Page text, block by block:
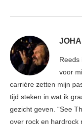
Reeds
voor
carrière zetten mijn
tijd steken in wat ik
gezicht geven. “See
over rock en hardrock